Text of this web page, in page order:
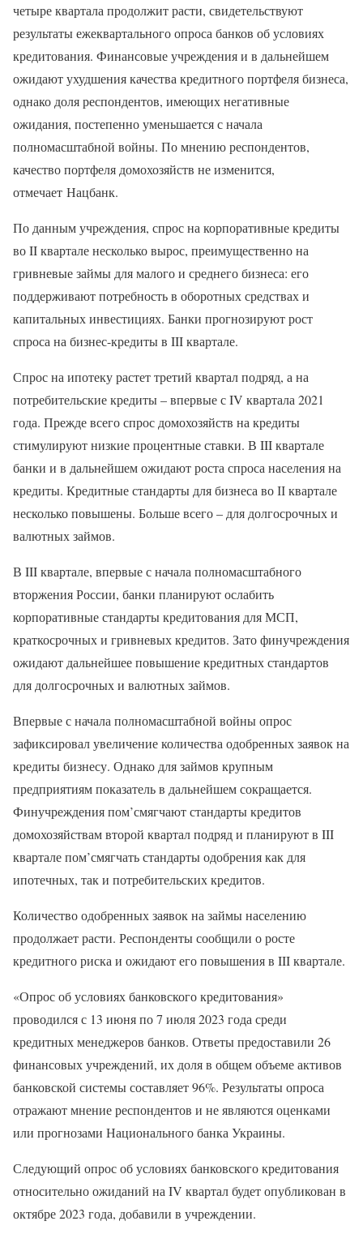
четыре квартала продолжит расти, свидетельствуют
результаты ежеквартального опроса банков об условиях
кредитования. Финансовые учреждения и в дальнейшем
ожидают ухудшения качества кредитного портфеля бизнеса,
однако доля респондентов, имеющих негативные
ожидания, постепенно уменьшается с начала
полномасштабной войны. По мнению респондентов,
качество портфеля домохозяйств не изменится,
отмечает Нацбанк.
По данным учреждения, спрос на корпоративные кредиты
во II квартале несколько вырос, преимущественно на
гривневые займы для малого и среднего бизнеса: его
поддерживают потребность в оборотных средствах и
капитальных инвестициях. Банки прогнозируют рост
спроса на бизнес-кредиты в III квартале.
Спрос на ипотеку растет третий квартал подряд, а на
потребительские кредиты – впервые с IV квартала 2021
года. Прежде всего спрос домохозяйств на кредиты
стимулируют низкие процентные ставки. В III квартале
банки и в дальнейшем ожидают роста спроса населения на
кредиты. Кредитные стандарты для бизнеса во ІІ квартале
несколько повышены. Больше всего – для долгосрочных и
валютных займов.
В III квартале, впервые с начала полномасштабного
вторжения России, банки планируют ослабить
корпоративные стандарты кредитования для МСП,
краткосрочных и гривневых кредитов. Зато финучреждения
ожидают дальнейшее повышение кредитных стандартов
для долгосрочных и валютных займов.
Впервые с начала полномасштабной войны опрос
зафиксировал увеличение количества одобренных заявок на
кредиты бизнесу. Однако для займов крупным
предприятиям показатель в дальнейшем сокращается.
Финучреждения пом’смягчают стандарты кредитов
домохозяйствам второй квартал подряд и планируют в III
квартале пом’смягчать стандарты одобрения как для
ипотечных, так и потребительских кредитов.
Количество одобренных заявок на займы населению
продолжает расти. Респонденты сообщили о росте
кредитного риска и ожидают его повышения в III квартале.
«Опрос об условиях банковского кредитования»
проводился с 13 июня по 7 июля 2023 года среди
кредитных менеджеров банков. Ответы предоставили 26
финансовых учреждений, их доля в общем объеме активов
банковской системы составляет 96%. Результаты опроса
отражают мнение респондентов и не являются оценками
или прогнозами Национального банка Украины.
Следующий опрос об условиях банковского кредитования
относительно ожиданий на IV квартал будет опубликован в
октябре 2023 года, добавили в учреждении.